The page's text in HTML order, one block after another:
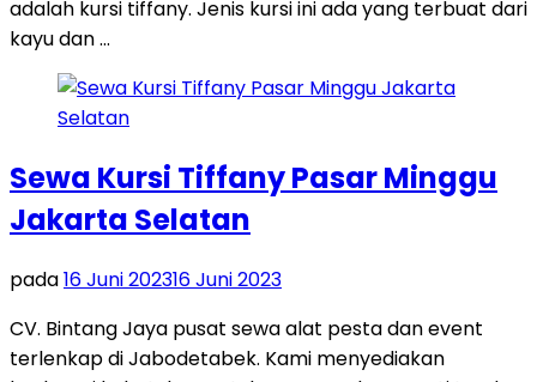
adalah kursi tiffany. Jenis kursi ini ada yang terbuat dari
kayu dan …
Sewa Kursi Tiffany Pasar Minggu
Jakarta Selatan
pada16 Juni 202316 Juni 2023
CV. Bintang Jaya pusat sewa alat pesta dan event
terlenkap di Jabodetabek. Kami menyediakan